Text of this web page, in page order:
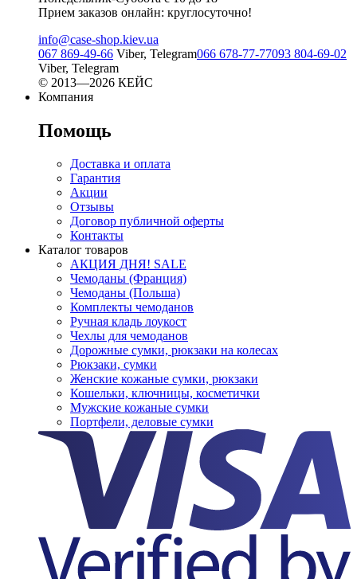
Прием заказов онлайн: круглосуточно!
info@case-shop.kiev.ua
067 869-49-66 Viber, Telegram066 678-77-77093 804-69-02
Viber, Telegram
© 2013—2026 КЕЙС
Компания
Помощь
Доставка и оплата
Гарантия
Акции
Отзывы
Договор публичной оферты
Контакты
Каталог товаров
АКЦИЯ ДНЯ! SALE
Чемоданы (Франция)
Чемоданы (Польша)
Комплекты чемоданов
Ручная кладь лоукост
Чехлы для чемоданов
Дорожные сумки, рюкзаки на колесах
Рюкзаки, сумки
Женские кожаные сумки, рюкзаки
Кошельки, ключницы, косметички
Мужские кожаные сумки
Портфели, деловые сумки